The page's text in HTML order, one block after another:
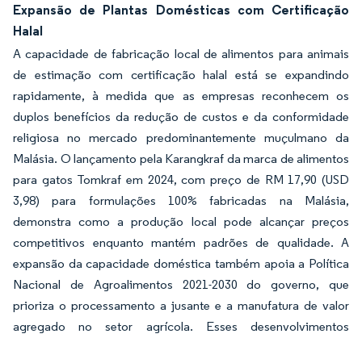
Expansão de Plantas Domésticas com Certificação
Halal
A capacidade de fabricação local de alimentos para animais
de estimação com certificação halal está se expandindo
rapidamente, à medida que as empresas reconhecem os
duplos benefícios da redução de custos e da conformidade
religiosa no mercado predominantemente muçulmano da
Malásia. O lançamento pela Karangkraf da marca de alimentos
para gatos Tomkraf em 2024, com preço de RM 17,90 (USD
3,98) para formulações 100% fabricadas na Malásia,
demonstra como a produção local pode alcançar preços
competitivos enquanto mantém padrões de qualidade. A
expansão da capacidade doméstica também apoia a Política
Nacional de Agroalimentos 2021-2030 do governo, que
prioriza o processamento a jusante e a manufatura de valor
agregado no setor agrícola. Esses desenvolvimentos